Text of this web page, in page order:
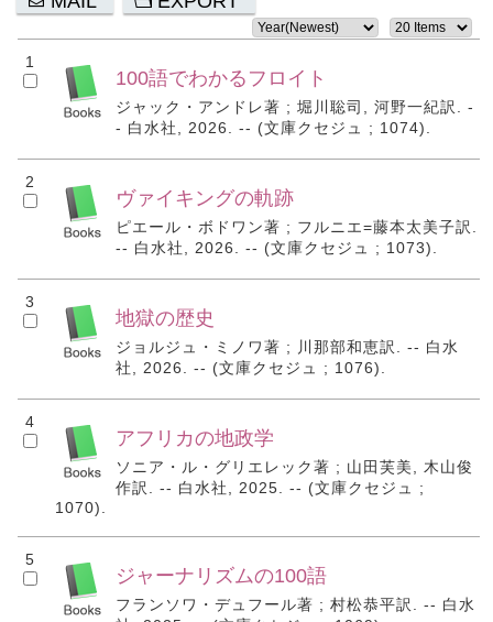
1
100語でわかるフロイト
ジャック・アンドレ著 ; 堀川聡司, 河野一紀訳. -
- 白水社, 2026. -- (文庫クセジュ ; 1074).
2
ヴァイキングの軌跡
ピエール・ボドワン著 ; フルニエ=藤本太美子訳.
-- 白水社, 2026. -- (文庫クセジュ ; 1073).
3
地獄の歴史
ジョルジュ・ミノワ著 ; 川那部和恵訳. -- 白水
社, 2026. -- (文庫クセジュ ; 1076).
4
アフリカの地政学
ソニア・ル・グリエレック著 ; 山田芙美, 木山俊
作訳. -- 白水社, 2025. -- (文庫クセジュ ;
1070).
5
ジャーナリズムの100語
フランソワ・デュフール著 ; 村松恭平訳. -- 白水